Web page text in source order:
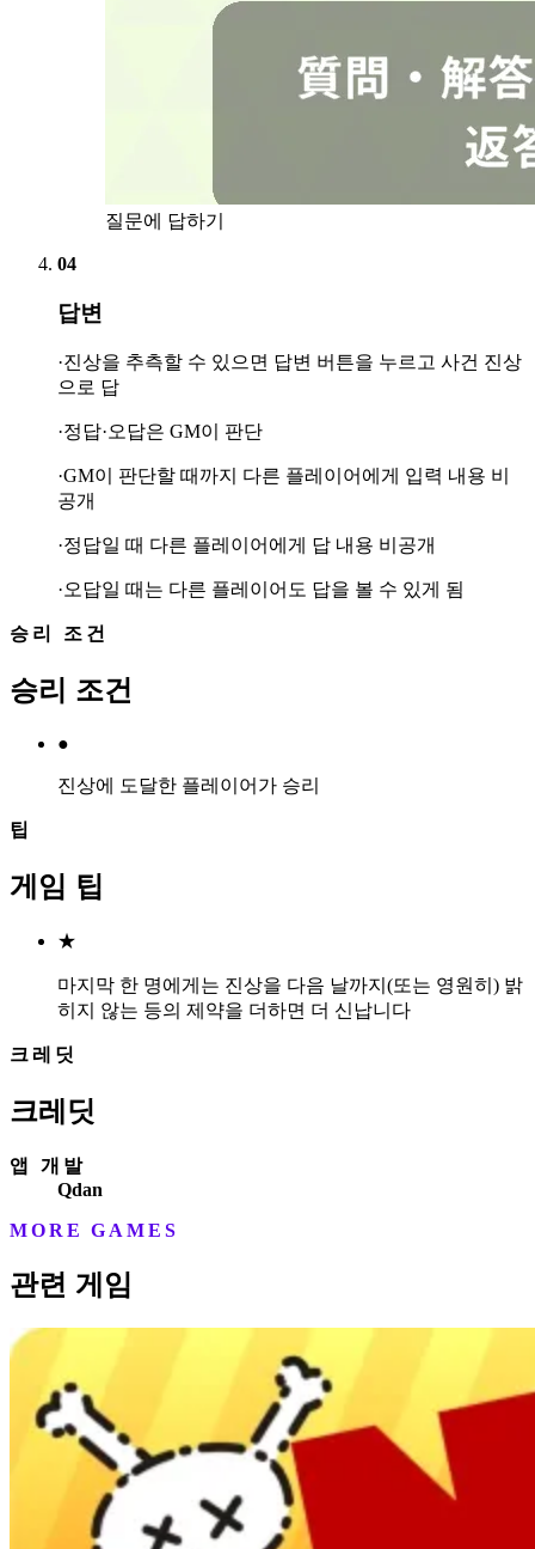
질문에 답하기
04
답변
·진상을 추측할 수 있으면 답변 버튼을 누르고 사건 진상
으로 답
·정답·오답은 GM이 판단
·GM이 판단할 때까지 다른 플레이어에게 입력 내용 비
공개
·정답일 때 다른 플레이어에게 답 내용 비공개
·오답일 때는 다른 플레이어도 답을 볼 수 있게 됨
승리 조건
승리 조건
●
진상에 도달한 플레이어가 승리
팁
게임 팁
★
마지막 한 명에게는 진상을 다음 날까지(또는 영원히) 밝
히지 않는 등의 제약을 더하면 더 신납니다
크레딧
크레딧
앱 개발
Qdan
MORE GAMES
관련 게임